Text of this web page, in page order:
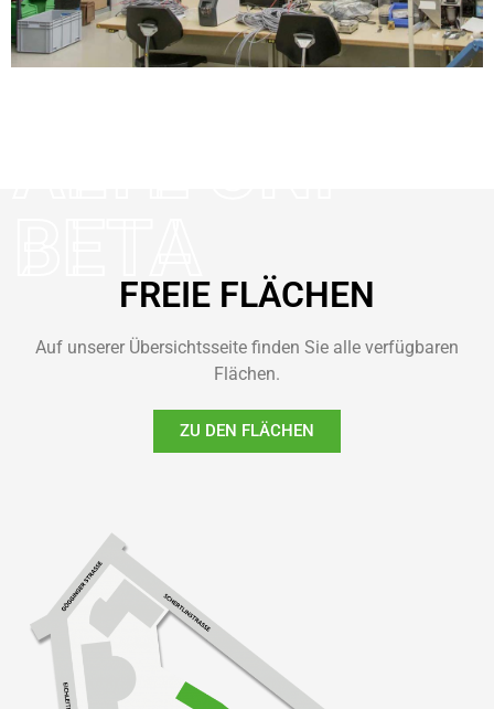
FREIE FLÄCHEN
Auf unserer Übersichtsseite finden Sie alle verfügbaren
Flächen.
ZU DEN FLÄCHEN